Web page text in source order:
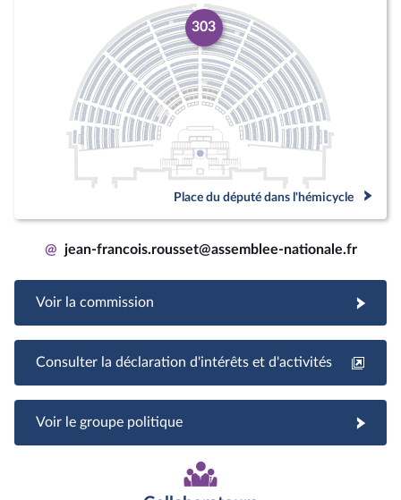
303
Place du député dans l'hémicycle
@ jean-francois.rousset@assemblee-nationale.fr
Voir la commission
Consulter la déclaration d'intérêts et d'activités
Voir le groupe politique